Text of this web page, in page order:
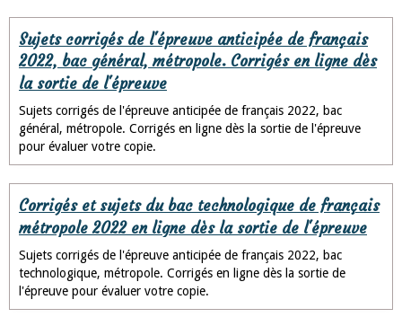
Sujets corrigés de l'épreuve anticipée de français
2022, bac général, métropole. Corrigés en ligne dès
la sortie de l'épreuve
Sujets corrigés de l'épreuve anticipée de français 2022, bac
général, métropole. Corrigés en ligne dès la sortie de l'épreuve
pour évaluer votre copie.
Corrigés et sujets du bac technologique de français
métropole 2022 en ligne dès la sortie de l'épreuve
Sujets corrigés de l'épreuve anticipée de français 2022, bac
technologique, métropole. Corrigés en ligne dès la sortie de
l'épreuve pour évaluer votre copie.